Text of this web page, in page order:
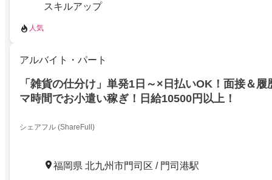
スキルアップ
人気
アルバイト・パート
「雑貨の仕分け」単発1日～×日払いOK！面接＆
マ時間でお小遣い稼ぎ！日給10500円以上！
シェアフル (ShareFull)
福岡県 北九州市門司区 / 門司港駅